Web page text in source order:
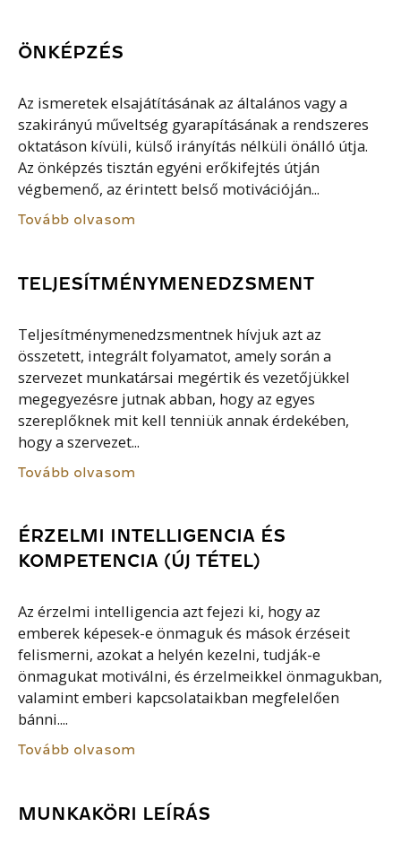
ÖNKÉPZÉS
Az ismeretek elsajátításának az általános vagy a
szakirányú műveltség gyarapításának a rendszeres
oktatáson kívüli, külső irányítás nélküli önálló útja.
Az önképzés tisztán egyéni erőkifejtés útján
végbemenő, az érintett belső motivációján...
Tovább olvasom
TELJESÍTMÉNYMENEDZSMENT
Teljesítménymenedzsmentnek hívjuk azt az
összetett, integrált folyamatot, amely során a
szervezet munkatársai megértik és vezetőjükkel
megegyezésre jutnak abban, hogy az egyes
szereplőknek mit kell tenniük annak érdekében,
hogy a szervezet...
Tovább olvasom
ÉRZELMI INTELLIGENCIA ÉS
KOMPETENCIA (ÚJ TÉTEL)
Az érzelmi intelligencia azt fejezi ki, hogy az
emberek képesek-e önmaguk és mások érzéseit
felismerni, azokat a helyén kezelni, tudják-e
önmagukat motiválni, és érzelmeikkel önmagukban,
valamint emberi kapcsolataikban megfelelően
bánni....
Tovább olvasom
MUNKAKÖRI LEÍRÁS